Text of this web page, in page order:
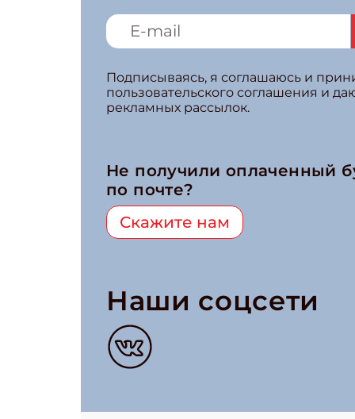
Подписываясь, я соглашаюсь и
пользовательского соглашения и
рекламных рассылок.
Не получили оплаченный
по почте?
Скажите нам
Наши соцсети